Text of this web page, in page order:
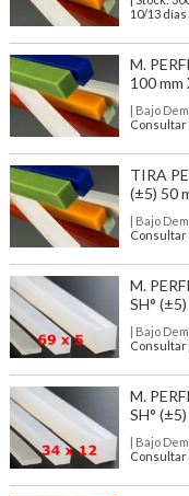
10/13
M.
100 mm
| Bajo
Consultar
TIRA
(±5) 50
| Bajo
Consultar
M.
SH°
| Bajo
Consultar
M.
SH°
| Bajo
Consultar